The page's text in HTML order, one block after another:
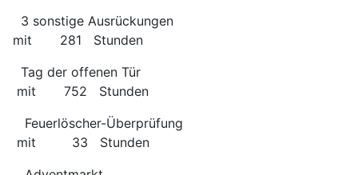
3 sonstige Ausrückungen
mit 281 Stunden
Tag der offenen Tür
mit 752 Stunden
Feuerlöscher-Überprüfung
mit 33 Stunden